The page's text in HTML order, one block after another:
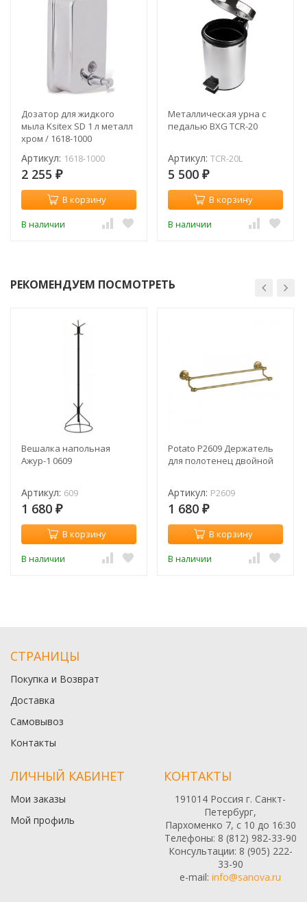
Дозатор для жидкого
мыла Ksitex SD 1 л металл
хром / 1618-1000
Артикул: 1618-1000
2 255 ₽
В корзину
В наличии
Металлическая урна с
педалью BXG TCR-20
Артикул: TCR-20L
5 500 ₽
В корзину
В наличии
РЕКОМЕНДУЕМ ПОСМОТРЕТЬ
Вешалка напольная
Ажур-1 0609
Артикул: 609
1 680 ₽
В корзину
В наличии
Potato P2609 Держатель
для полотенец двойной
Артикул: P2609
1 680 ₽
В корзину
В наличии
СТРАНИЦЫ
Покупка и Возврат
Доставка
Самовывоз
Контакты
ЛИЧНЫЙ КАБИНЕТ
Мои заказы
Мой профиль
КОНТАКТЫ
191014 Россия г. Санкт-
Петербург,
Пархоменко 7, с 10 до 16:30
Телефоны: 8 (812) 982-33-90
Консультации: 8 (905) 222-
33-90
e-mail: info@sanova.ru